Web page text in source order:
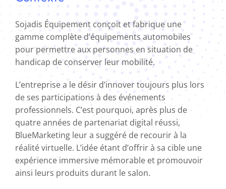
Sojadis Équipement conçoit et fabrique une
gamme complète d’équipements automobiles
pour permettre aux personnes en situation de
handicap de conserver leur mobilité.
L’entreprise a le désir d’innover toujours plus lors
de ses participations à des événements
professionnels. C’est pourquoi, après plus de
quatre années de partenariat digital réussi,
BlueMarketing leur a suggéré de recourir à la
réalité virtuelle. L’idée étant d’offrir à sa cible une
expérience immersive mémorable et promouvoir
ainsi leurs produits durant le salon.